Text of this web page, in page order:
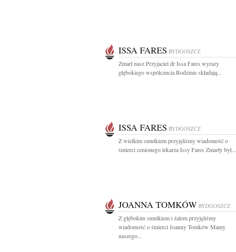
ISSA FARES BYDGOSZCZ
Zmarł nasz Przyjaciel dr Issa Fares wyrazy
głębokiego współczucia Rodzinie składają...
ISSA FARES BYDGOSZCZ
Z wielkim smutkiem przyjęliśmy wiadomość o
śmierci cenionego lekarza Issy Fares Zmarły był...
JOANNA TOMKÓW BYDGOSZCZ
Z głębokim smutkiem i żalem przyjęliśmy
wiadomość o śmierci Joanny Tomków Mamy
naszego...